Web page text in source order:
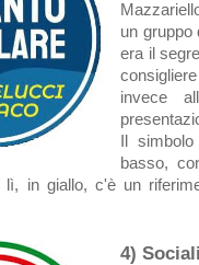
un gruppo
era il
invece
Il
basso,
in giallo, c'è un
4)